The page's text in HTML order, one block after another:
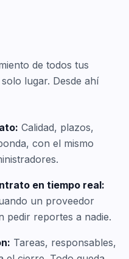
de todos tus
lugar. Desde ahí
Calidad, plazos,
con el mismo
en tiempo real:
un proveedor
pedir reportes a nadie.
Tareas, responsables,